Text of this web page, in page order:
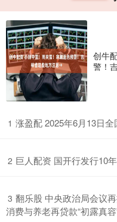
创牛
警！
1 涨盈配 2025年6月13日
2 巨人配资 国开行发行10
3 翻乐股 中央政治局会议
消费与养老再贷款“初露真容